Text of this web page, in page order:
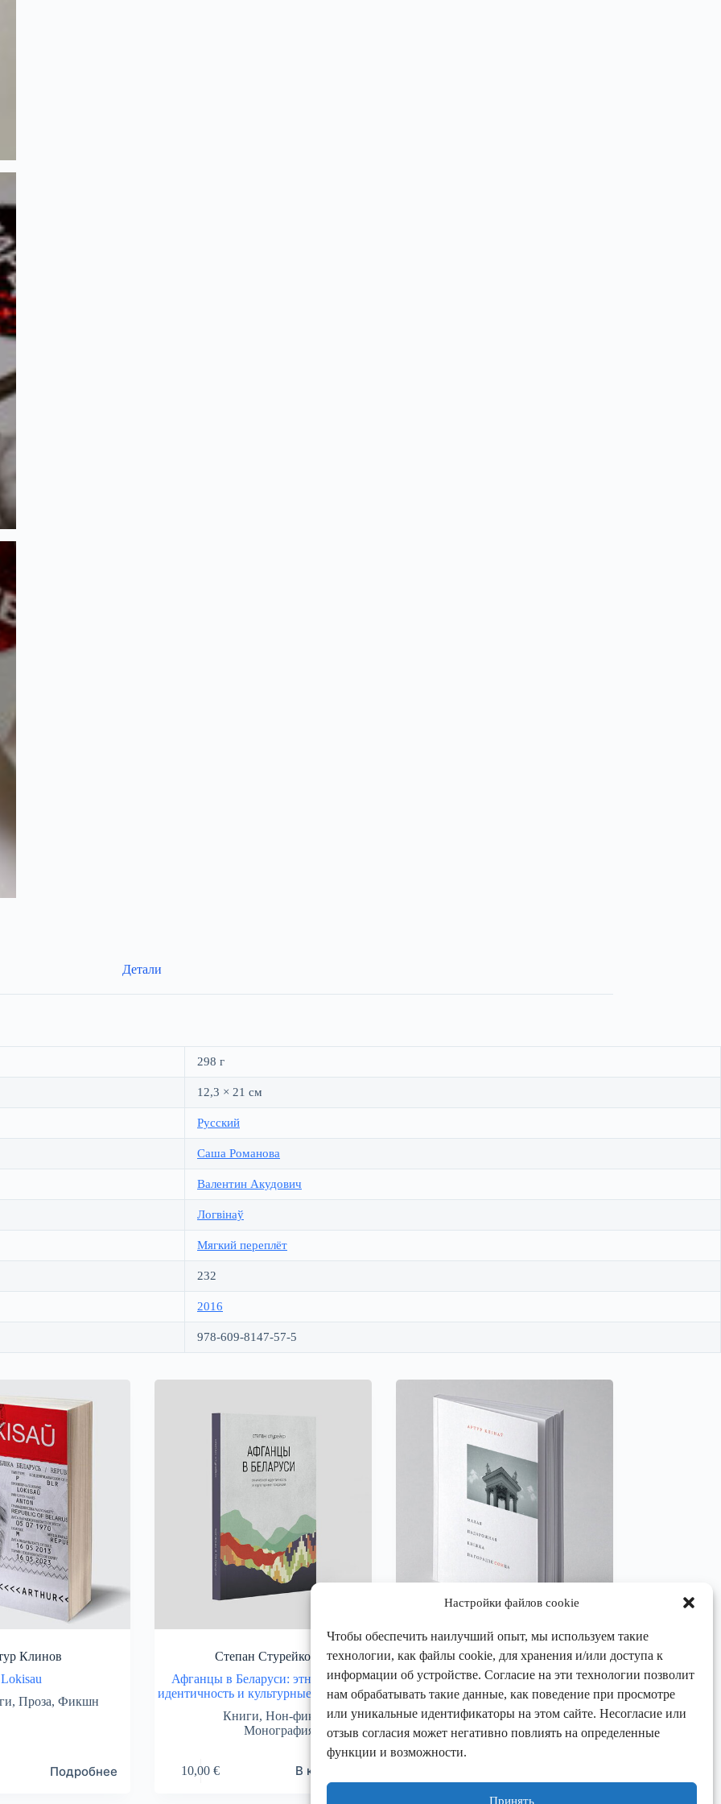
Настройки файлов cookie
Чтобы обеспечить наилучший опыт, мы используем такие
технологии, как файлы cookie, для хранения и/или доступа к
информации об устройстве. Согласие на эти технологии позволит
нам обрабатывать такие данные, как поведение при просмотре
или уникальные идентификаторы на этом сайте. Несогласие или
отзыв согласия может негативно повлиять на определенные
функции и возможности.
Принять
Детали
298 г
12,3 × 21 см
Русский
Саша Романова
Валентин Акудович
Логвінаў
Мягкий переплёт
232
2016
978-609-8147-57-5
Клинов
Lokisau
,Проза,Фикшн
Подробнее
Степан Стурейко
Афганцы в Беларуси: этническая
идентичность и культурные традиции
Книги,Нон-фикшн,
Монография
10,00€ В корзину
Артур Клинов
Малая падарожная кніжка па горадзе
СОНца
Книги,Нон-фикшн